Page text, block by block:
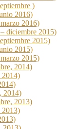
2013)
2013)
2014)
2014)
2014)
2015)
2015)
2015)
diciembre 2015)
2016)
2016)
)